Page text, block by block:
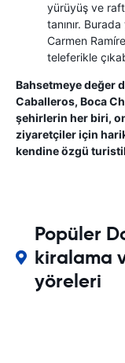
yürüyüş ve
tanınır.
Carmen
teleferikle
Bahsetmeye değer
Caballeros, Boca
şehirlerin her biri,
ziyaretçiler için
kendine özgü
Popüler
kiralama
yöreleri